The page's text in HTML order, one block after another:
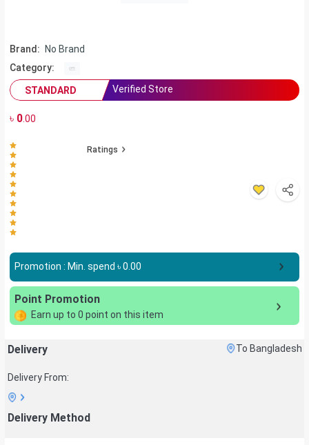
Brand:
No Brand
Category:
STANDARD
Verified Store
৳ 0.00
Ratings
Promotion : Min. spend ৳0.00
Point Promotion
Earn up to 0 point on this item
Delivery To Bangladesh
Delivery From:
Delivery Method